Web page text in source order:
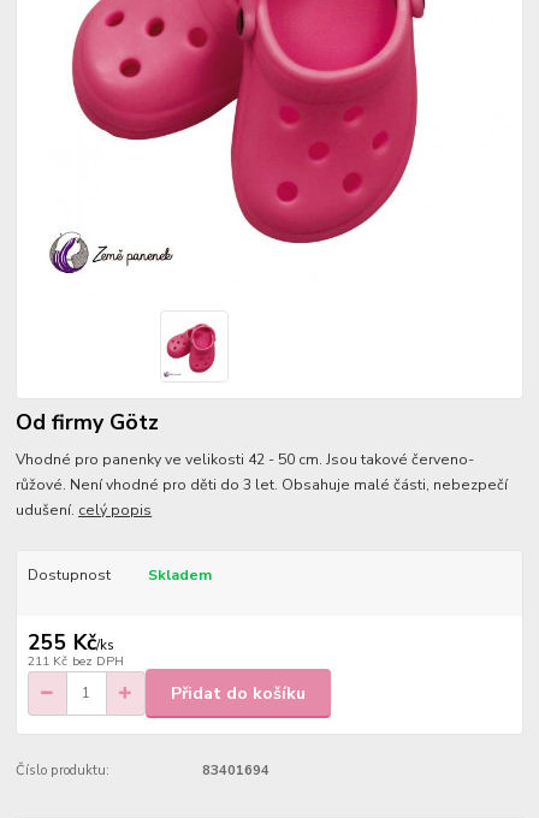
Od firmy Götz
Vhodné pro panenky ve velikosti 42 - 50 cm. Jsou takové červeno-
růžové. Není vhodné pro děti do 3 let. Obsahuje malé části, nebezpečí
udušení. celý popis
Dostupnost Skladem
255 Kč/ks
211 Kč bez DPH
Přidat do košíku
Číslo produktu: 83401694